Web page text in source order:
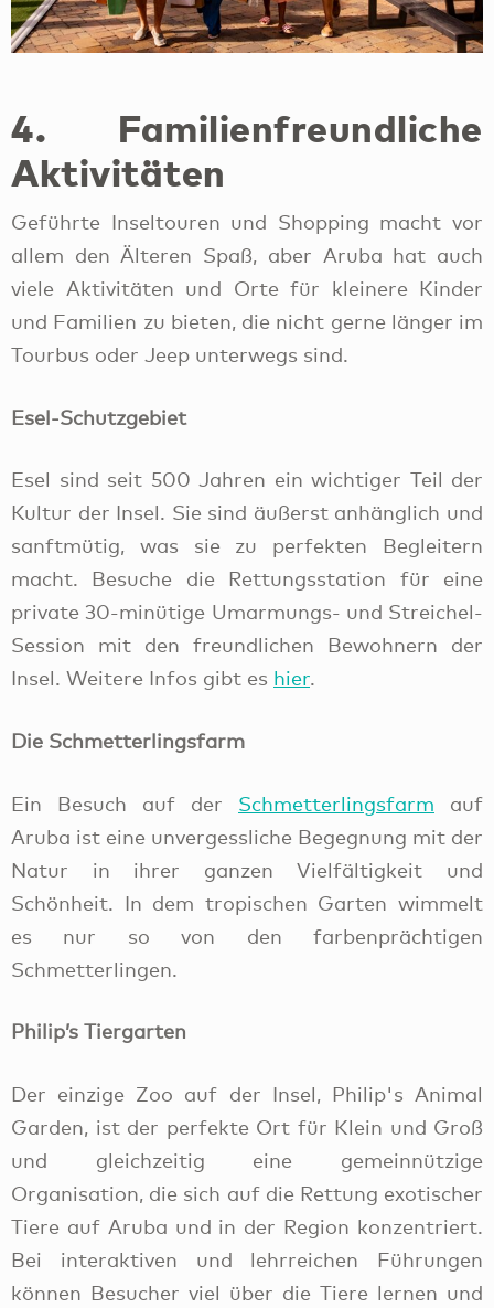
4. Familienfreundliche
Aktivitäten
Geführte Inseltouren und Shopping macht vor
allem den Älteren Spaß, aber Aruba hat auch
viele Aktivitäten und Orte für kleinere Kinder
und Familien zu bieten, die nicht gerne länger im
Tourbus oder Jeep unterwegs sind.
Esel-Schutzgebiet
Esel sind seit 500 Jahren ein wichtiger Teil der
Kultur der Insel. Sie sind äußerst anhänglich und
sanftmütig, was sie zu perfekten Begleitern
macht. Besuche die Rettungsstation für eine
private 30-minütige Umarmungs- und Streichel-
Session mit den freundlichen Bewohnern der
Insel. Weitere Infos gibt es hier.
Die Schmetterlingsfarm
Ein Besuch auf der Schmetterlingsfarm auf
Aruba ist eine unvergessliche Begegnung mit der
Natur in ihrer ganzen Vielfältigkeit und
Schönheit. In dem tropischen Garten wimmelt
es nur so von den farbenprächtigen
Schmetterlingen.
Philip’s Tiergarten
Der einzige Zoo auf der Insel, Philip's Animal
Garden, ist der perfekte Ort für Klein und Groß
und gleichzeitig eine gemeinnützige
Organisation, die sich auf die Rettung exotischer
Tiere auf Aruba und in der Region konzentriert.
Bei interaktiven und lehrreichen Führungen
können Besucher viel über die Tiere lernen und